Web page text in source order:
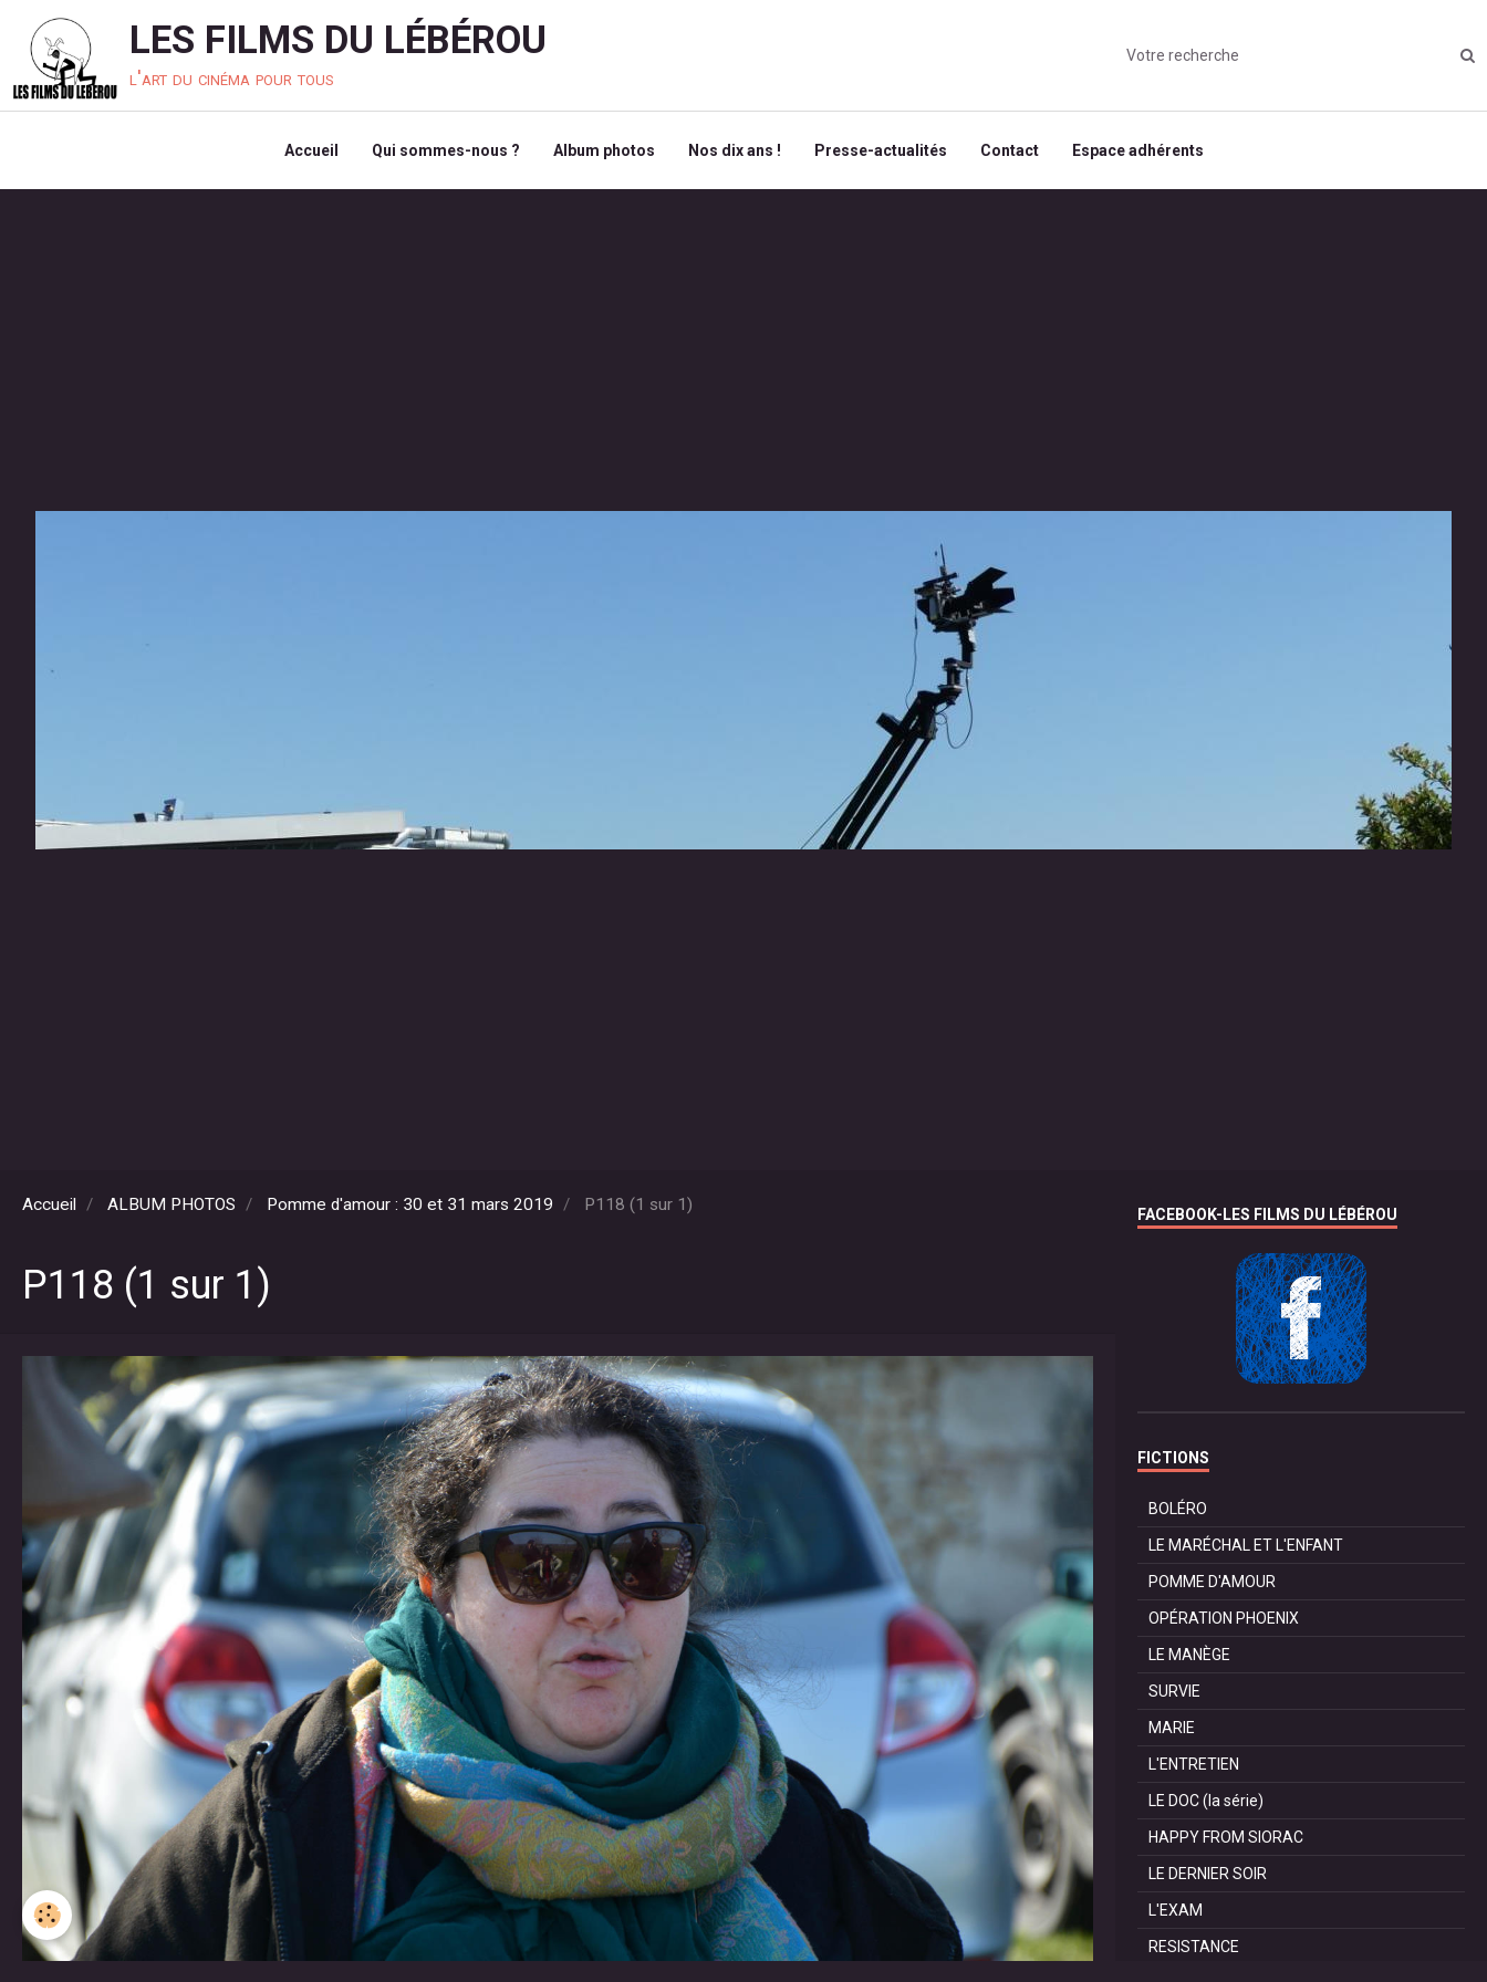
LES FILMS DU LÉBÉROU
l'art du cinéma pour tous
Accueil Qui sommes-nous ? Album photos Nos dix ans ! Presse-actualités Contact Espace adhérents
Accueil ALBUM PHOTOS Pomme d'amour : 30 et 31 mars 2019 P118 (1 sur 1)
P118 (1 sur 1)
FACEBOOK-LES FILMS DU LÉBÉROU
FICTIONS
BOLÉRO
LE MARÉCHAL ET L'ENFANT
POMME D'AMOUR
OPÉRATION PHOENIX
LE MANÈGE
SURVIE
MARIE
L'ENTRETIEN
LE DOC (la série)
HAPPY FROM SIORAC
LE DERNIER SOIR
L'EXAM
RESISTANCE